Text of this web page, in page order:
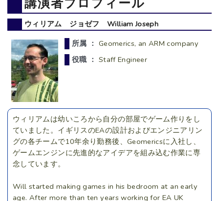
ウィリアム ジョゼフ William Joseph
所属 ： Geomerics, an ARM company
役職 ： Staff Engineer
ウィリアムは幼いころから自分の部屋でゲーム作りをし
ていました。イギリスのEAの設計およびエンジニアリン
グの各チームで10年余り勤務後、Geomericsに入社し、
ゲームエンジンに先進的なアイデアを組み込む作業に専
念しています。
Will started making games in his bedroom at an early
age. After more than ten years working for EA UK